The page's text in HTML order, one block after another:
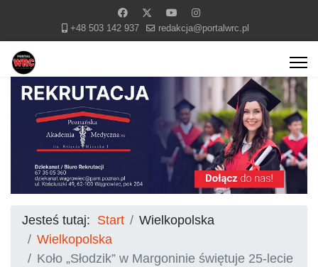
+48 503 142 937 redakcja@portalwrc.pl
Jesteś tutaj: Start
Wielkopolska
Wielkopolska
Koło „Słodzik” w Margoninie świętuje 25-lecie